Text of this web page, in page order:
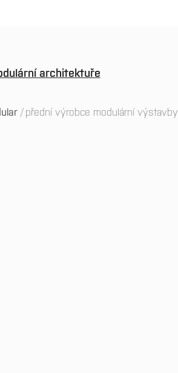
architektuře
přední výrobce modulární výstavby